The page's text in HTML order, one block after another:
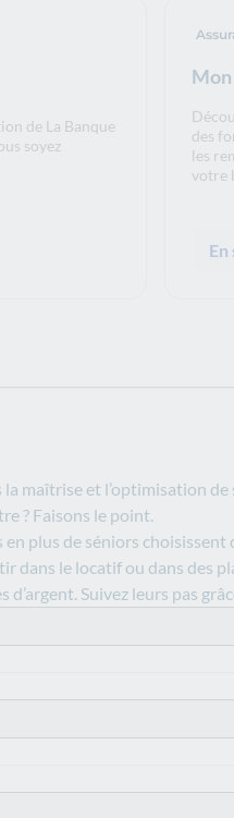
de La Banque
soyez
des
les
votre
En
la maîtrise et l’optimisation
? Faisons le point.
en plus de séniors
dans le locatif ou dans des
d’argent. Suivez leurs pas